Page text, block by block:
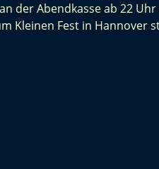
der Abendkasse ab 22
Kleinen Fest in Hannover